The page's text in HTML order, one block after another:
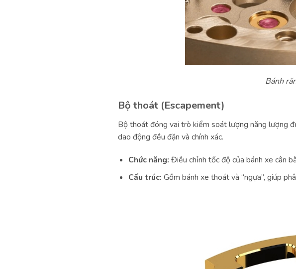
Bánh
Bộ thoát (Escapement)
Bộ thoát đóng vai trò kiểm soát lượng năng lượng
dao động đều đặn và chính xác.
Chức năng: Điều chỉnh tốc độ của bánh xe cân
Cấu trúc: Gồm bánh xe thoát và “ngựa”, giúp